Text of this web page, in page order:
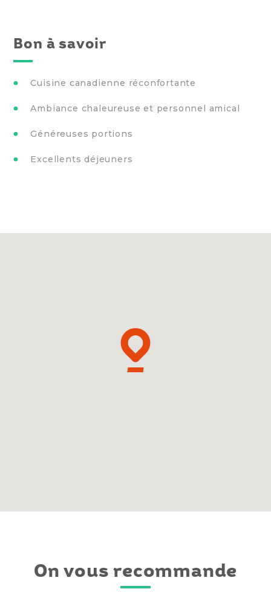
Bon à savoir
Cuisine canadienne réconfortante
Ambiance chaleureuse et personnel amical
Généreuses portions
Excellents déjeuners
On vous recommande